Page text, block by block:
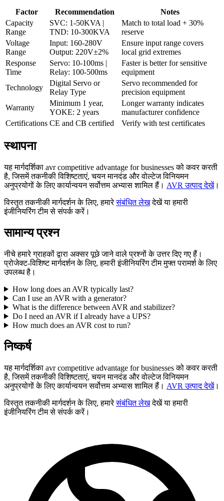
Factor Recommendation
Notes
Capacity
Range
SVC: 1-50KVA |
TND: 10-300KVA
Match to total load + 30%
reserve
Voltage
Range
Input: 160-280V
Output: 220V±2%
Ensure input range covers
local grid extremes
Response
Time
Servo: 10-100ms |
Relay: 100-500ms
Faster is better for sensitive
equipment
Technology
Digital Servo or
Relay Type
Servo recommended for
precision equipment
Warranty
Minimum 1 year,
YOKE: 2 years
Longer warranty indicates
manufacturer confidence
Certifications CE and CB certified Verify with test certificates
स्थापना
यह मार्गदर्शिका avr competitive advantage for businesses को कवर करती
है, जिसमें तकनीकी विशिष्टताएं, चयन मानदंड और वोल्टेज विनियमन
अनुप्रयोगों के लिए कार्यान्वयन सर्वोत्तम अभ्यास शामिल हैं। AVR उत्पाद देखें।
विस्तृत तकनीकी मार्गदर्शन के लिए, हमारेसंबंधित लेखदेखें या हमारी
इंजीनियरिंग टीम से संपर्क करें।
सामान्य प्रश्न
नीचे हमारे ग्राहकों द्वारा अक्सर पूछे जाने वाले प्रश्नों के उत्तर दिए गए हैं।
प्रोजेक्ट-विशिष्ट मार्गदर्शन के लिए, हमारी इंजीनियरिंग टीम मुफ्त परामर्श के लिए
उपलब्ध है।
How long does an AVR typically last?
Can I use an AVR with a generator?
What is the difference between AVR and stabilizer?
Do I need an AVR if I already have a UPS?
How much does an AVR cost to run?
निष्कर्ष
यह मार्गदर्शिका avr competitive advantage for businesses को कवर करती
है, जिसमें तकनीकी विशिष्टताएं, चयन मानदंड और वोल्टेज विनियमन
अनुप्रयोगों के लिए कार्यान्वयन सर्वोत्तम अभ्यास शामिल हैं। AVR उत्पाद देखें।
विस्तृत तकनीकी मार्गदर्शन के लिए, हमारेसंबंधित लेखदेखें या हमारी
इंजीनियरिंग टीम से संपर्क करें।